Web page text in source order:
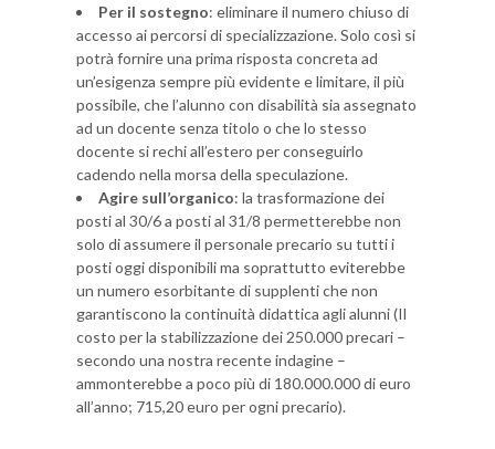
Per il sostegno: eliminare il numero chiuso di
accesso ai percorsi di specializzazione. Solo così si
potrà fornire una prima risposta concreta ad
un’esigenza sempre più evidente e limitare, il più
possibile, che l’alunno con disabilità sia assegnato
ad un docente senza titolo o che lo stesso
docente si rechi all’estero per conseguirlo
cadendo nella morsa della speculazione.
Agire sull’organico: la trasformazione dei
posti al 30/6 a posti al 31/8 permetterebbe non
solo di assumere il personale precario su tutti i
posti oggi disponibili ma soprattutto eviterebbe
un numero esorbitante di supplenti che non
garantiscono la continuità didattica agli alunni (Il
costo per la stabilizzazione dei 250.000 precari –
secondo una nostra recente indagine –
ammonterebbe a poco più di 180.000.000 di euro
all’anno; 715,20 euro per ogni precario).